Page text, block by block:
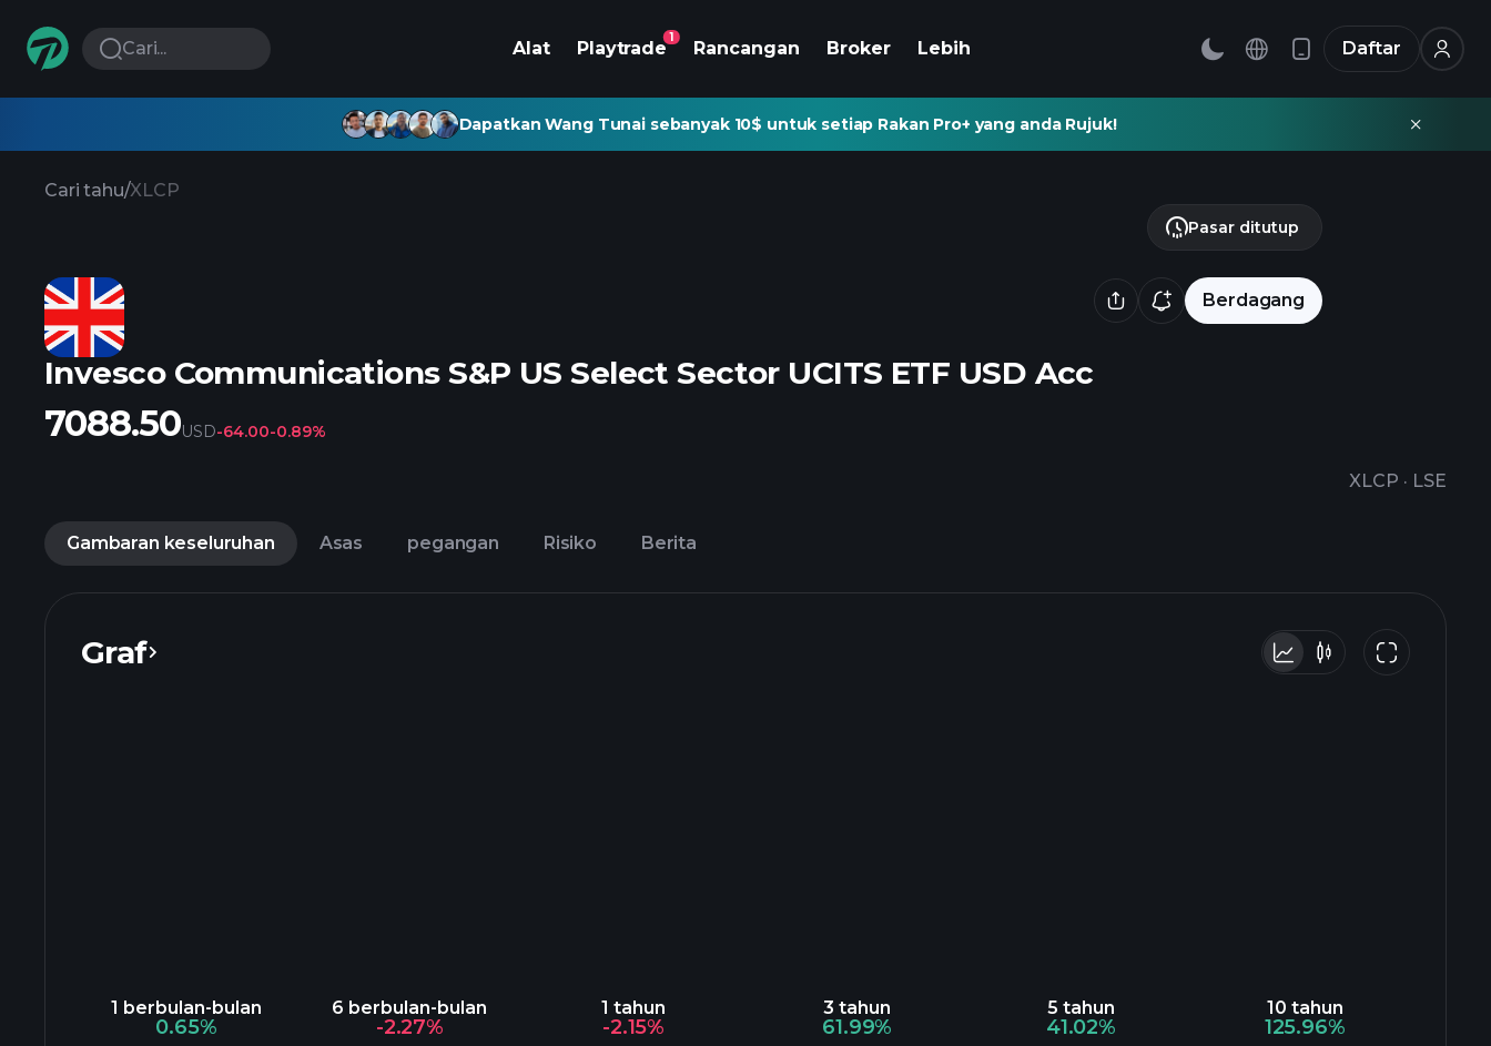
Cari... Alat Playtrade
1
Rancangan Broker Lebih Daftar
Dapatkan Wang Tunai sebanyak 10$ untuk setiap Rakan Pro+ yang anda Rujuk!
Cari tahu/XLCP
Berdagang
Invesco Communications S&P US Select Sector UCITS ETF USD Acc
XLCP · LSE
Pasar ditutup
7088.50USD-64.00-0.89%
Gambaran keseluruhan Asas pegangan Risiko Berita
Graf
1 berbulan-bulan
0.65%
6 berbulan-bulan
-2.27%
1 tahun
-2.15%
3 tahun
61.99%
5 tahun
41.02%
10 tahun
125.96%